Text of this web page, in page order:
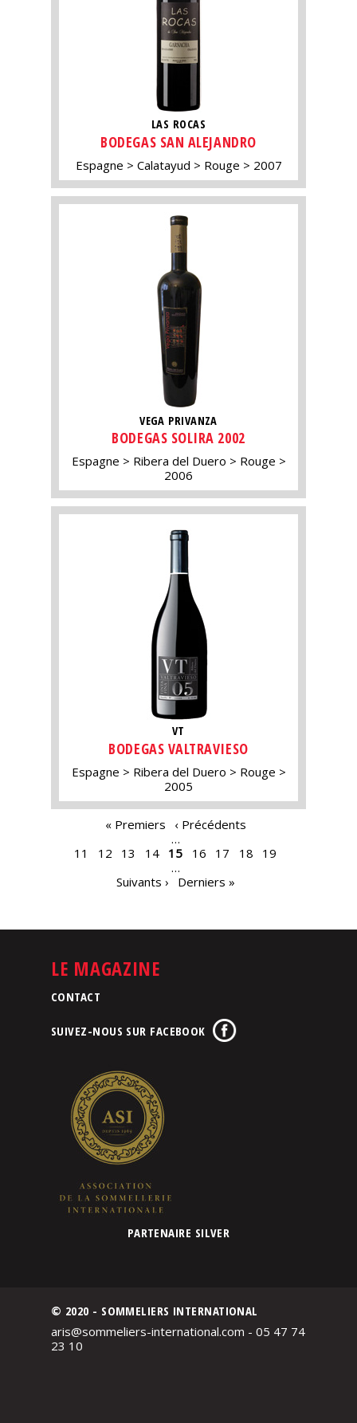
LAS ROCAS
BODEGAS SAN ALEJANDRO
Espagne Calatayud Rouge 2007
VEGA PRIVANZA
BODEGAS SOLIRA 2002
Espagne Ribera del Duero
Rouge
2006
VT
BODEGAS VALTRAVIESO
Espagne Ribera del Duero
Rouge
2005
« Premiers
‹ Précédents
…
11
12 13 14 15 16 17 18
19
…
Suivants ›
Derniers »
LE MAGAZINE
CONTACT
SUIVEZ-NOUS SUR FACEBOOK
PARTENAIRE SILVER
© 2020 - SOMMELIERS INTERNATIONAL
aris@sommeliers-international.com - 05 47 74
23 10